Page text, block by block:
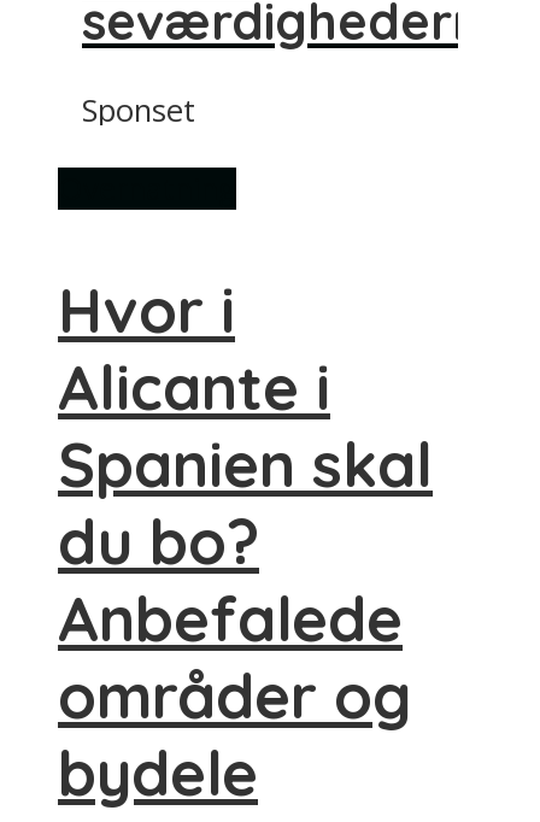
seværdighederne
Sponset
Hvor i
Alicante i
Spanien skal
du bo?
Anbefalede
områder og
bydele